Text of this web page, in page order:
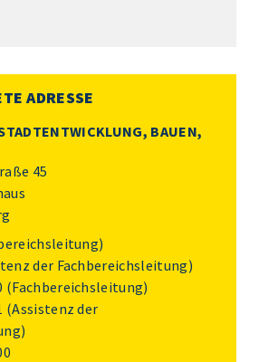
ADRESSE
BAUEN,
45
der Fachbereichsleitung)
(Fachbereichsleitung)
(Assistenz der